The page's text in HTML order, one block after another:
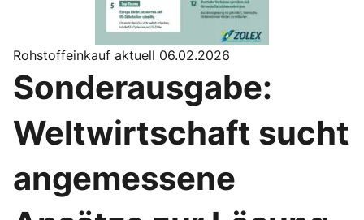
Rohstoffeinkauf aktuell 06.02.2026
Sonderausgabe:
Weltwirtschaft sucht
angemessene